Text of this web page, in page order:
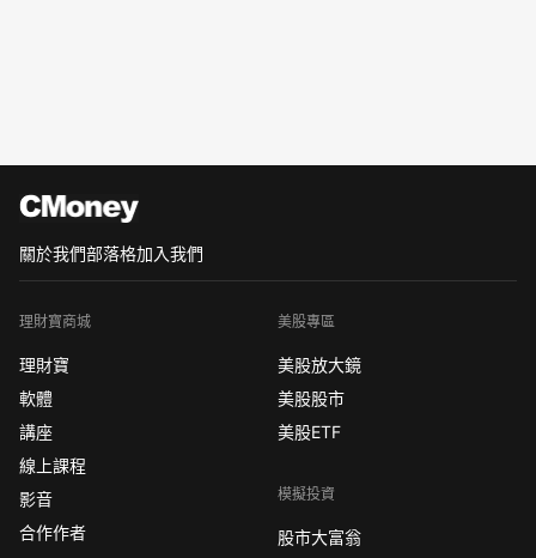
關於我們部落格加入我們
理財寶商城
理財寶
軟體
講座
線上課程
影音
合作作者
美股專區
美股放大鏡
美股股市
美股ETF
模擬投資
股市大富翁